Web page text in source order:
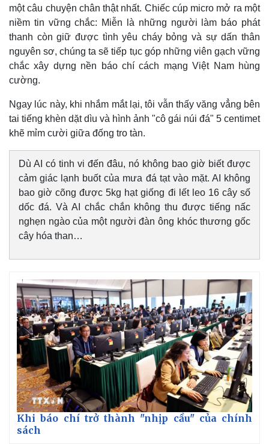
một câu chuyện chân thật nhất. Chiếc cúp micro mở ra một
niềm tin vững chắc: Miễn là những người làm báo phát
thanh còn giữ được tình yêu cháy bỏng và sự dấn thân
nguyên sơ, chúng ta sẽ tiếp tục góp những viên gạch vững
chắc xây dựng nền báo chí cách mạng Việt Nam hùng
cường.
Ngay lúc này, khi nhắm mắt lại, tôi vẫn thấy văng vẳng bên
tai tiếng khèn dặt dìu và hình ảnh "cô gái núi đá" 5 centimet
khẽ mỉm cười giữa đống tro tàn.
Dù AI có tinh vi đến đâu, nó không bao giờ biết được
cảm giác lạnh buốt của mưa đá tạt vào mặt. AI không
bao giờ cõng được 5kg hạt giống đi lết leo 16 cây số
dốc đá. Và AI chắc chắn không thu được tiếng nấc
nghẹn ngào của một người đàn ông khóc thương gốc
cây hóa than…
Khi báo chí trở thành "nhịp cầu" của chính
sách